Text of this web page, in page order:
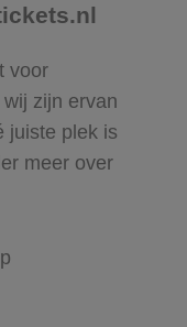
voor
zijn ervan
juiste plek is
meer over